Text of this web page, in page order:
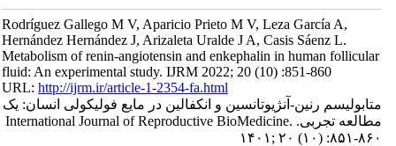
Rodríguez Gallego M V, Aparicio Prieto M V, Leza García A,
Hernández Hernández J, Arizaleta Uralde J A, Casis Sáenz L.
Metabolism of renin-angiotensin and enkephalin in human follicular
fluid: An experimental study. IJRM 2022; 20 (10) :851-860
URL:http://ijrm.ir/article-1-2354-fa.html
متابولیسم رنین-آنژیوتانسین و انکفالین در مایع فولیکولی انسان: یک
مطالعه تجربی. International Journal of Reproductive BioMedicine.
۱۴۰۱; ۲۰ (۱۰) :۸۵۱-۸۶۰